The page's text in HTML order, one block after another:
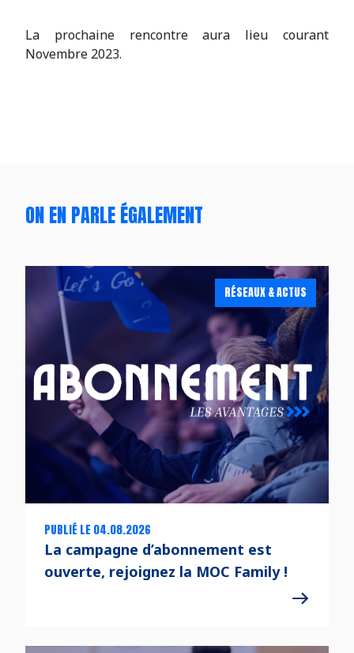
La prochaine rencontre aura lieu courant
Novembre 2023.
ON EN PARLE ÉGALEMENT
RÉSEAUX & ACTUS
PUBLIÉ LE 04.08.2026
La campagne d’abonnement est
ouverte, rejoignez la MOC Family !